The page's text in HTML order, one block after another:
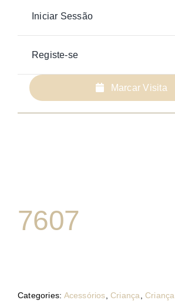
Iniciar Sessão
Registe-se
Marcar Visita
7607
Categories: Acessórios,Criança, Criança